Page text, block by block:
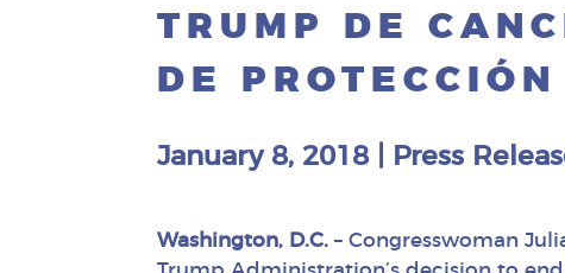
TRUMP DE
DE
January 8, 2018| Press
Washington, D.C. – Congresswoman